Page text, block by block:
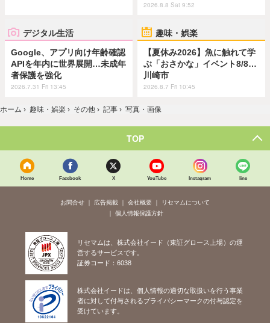
2026.8.8 Sat 9:52
デジタル生活
Google、アプリ向け年齢確認
APIを年内に世界展開…未成年
者保護を強化
2026.7.31 Fri 13:45
趣味・娯楽
【夏休み2026】魚に触れて学
ぶ「おさかな」イベント8/8…
川崎市
2026.8.7 Fri 10:45
ホーム › 趣味・娯楽 › その他 › 記事 › 写真・画像
TOP
Home Facebook X YouTube Instagram line
お問合せ 広告掲載 会社概要
リセマムについて
個人情報保護方針
リセマムは、株式会社イード（東証グロース上場）の運
営するサービスです。
証券コード：6038
株式会社イードは、個人情報の適切な取扱いを行う事業
者に対して付与されるプライバシーマークの付与認定を
受けています。